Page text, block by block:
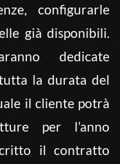
configurarle
già disponibili.
dedicate
la durata del
il cliente potrà
per l’anno
il contratto